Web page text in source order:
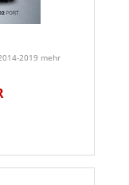
2019 mehr